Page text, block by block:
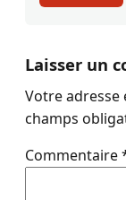
Laisser un
Votre adresse
champs
Commentaire